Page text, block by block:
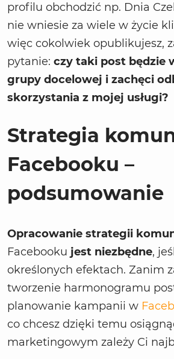
profilu obchodzić np. Dnia
nie wniesie za wiele w życie
więc cokolwiek opublikujesz,
pytanie: czy taki post będzie
grupy docelowej i zachęci
skorzystania z mojej usługi?
Strategia
Facebooku –
podsumowanie
Opracowanie strategii
Facebooku jest niezbędne,
określonych efektach. Zanim
tworzenie harmonogramu
planowanie kampanii w
co chcesz dzięki temu
marketingowym zależy Ci